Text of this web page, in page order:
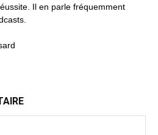
Il en parle fréquemment